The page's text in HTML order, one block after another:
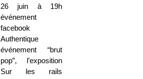
26 juin à 19h
événement
facebook
Authentique
événement “brut
pop”, l’exposition
Sur les rails